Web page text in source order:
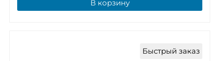
В корзину
Быстрый заказ